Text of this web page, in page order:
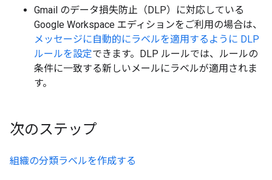
Gmail のデータ損失防止（DLP）に対応している
Google Workspace エディションをご利用の場合は、
メッセージに自動的にラベルを適用するように DLP
ルールを設定できます。DLP ルールでは、ルールの
条件に一致する新しいメールにラベルが適用されま
す。
次のステップ
組織の分類ラベルを作成する